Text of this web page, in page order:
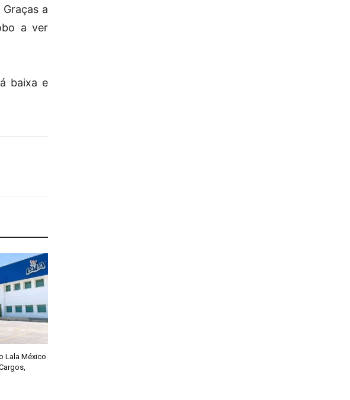
a
a ver
baixa e
Lala México